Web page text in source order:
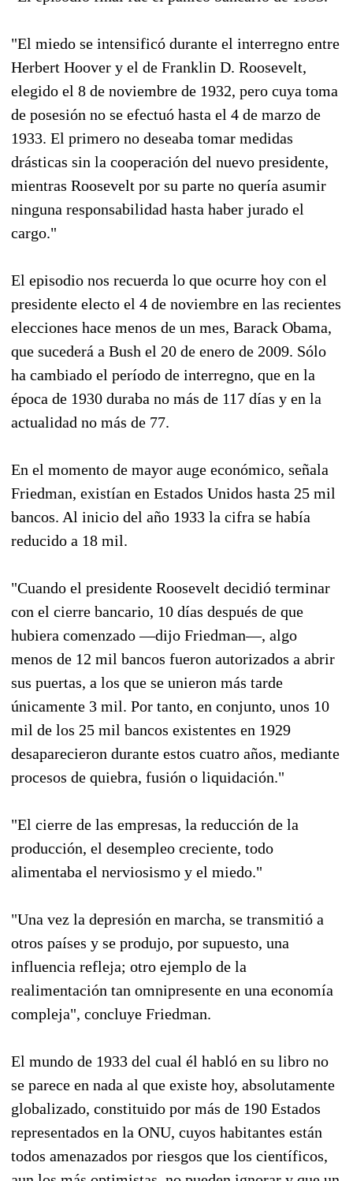
"El miedo se intensificó durante el interregno entre
Herbert Hoover y el de Franklin D. Roosevelt,
elegido el 8 de noviembre de 1932, pero cuya toma
de posesión no se efectuó hasta el 4 de marzo de
1933. El primero no deseaba tomar medidas
drásticas sin la cooperación del nuevo presidente,
mientras Roosevelt por su parte no quería asumir
ninguna responsabilidad hasta haber jurado el
cargo."
El episodio nos recuerda lo que ocurre hoy con el
presidente electo el 4 de noviembre en las recientes
elecciones hace menos de un mes, Barack Obama,
que sucederá a Bush el 20 de enero de 2009. Sólo
ha cambiado el período de interregno, que en la
época de 1930 duraba no más de 117 días y en la
actualidad no más de 77.
En el momento de mayor auge económico, señala
Friedman, existían en Estados Unidos hasta 25 mil
bancos. Al inicio del año 1933 la cifra se había
reducido a 18 mil.
"Cuando el presidente Roosevelt decidió terminar
con el cierre bancario, 10 días después de que
hubiera comenzado —dijo Friedman—, algo
menos de 12 mil bancos fueron autorizados a abrir
sus puertas, a los que se unieron más tarde
únicamente 3 mil. Por tanto, en conjunto, unos 10
mil de los 25 mil bancos existentes en 1929
desaparecieron durante estos cuatro años, mediante
procesos de quiebra, fusión o liquidación."
"El cierre de las empresas, la reducción de la
producción, el desempleo creciente, todo
alimentaba el nerviosismo y el miedo."
"Una vez la depresión en marcha, se transmitió a
otros países y se produjo, por supuesto, una
influencia refleja; otro ejemplo de la
realimentación tan omnipresente en una economía
compleja", concluye Friedman.
El mundo de 1933 del cual él habló en su libro no
se parece en nada al que existe hoy, absolutamente
globalizado, constituido por más de 190 Estados
representados en la ONU, cuyos habitantes están
todos amenazados por riesgos que los científicos,